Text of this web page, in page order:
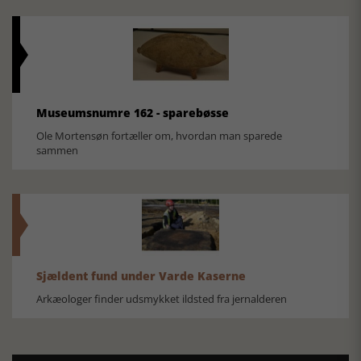
Museumsnumre 162 - sparebøsse
Ole Mortensøn fortæller om, hvordan man sparede
sammen
Sjældent fund under Varde Kaserne
Arkæologer finder udsmykket ildsted fra jernalderen